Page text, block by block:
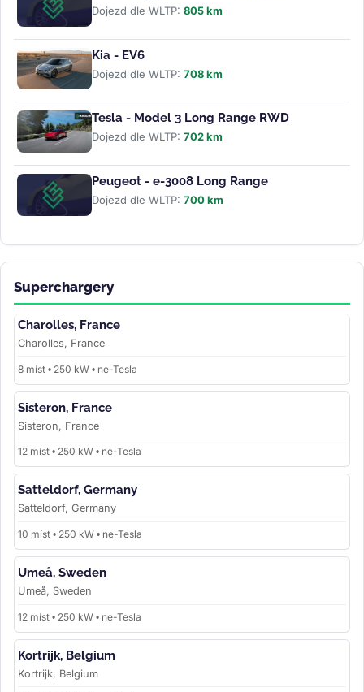
Dojezd dle WLTP: 805 km
Kia - EV6
Dojezd dle WLTP: 708 km
Tesla - Model 3 Long Range RWD
Dojezd dle WLTP: 702 km
Peugeot - e-3008 Long Range
Dojezd dle WLTP: 700 km
Superchargery
Charolles, France
Charolles, France
8 míst • 250 kW • ne-Tesla
Sisteron, France
Sisteron, France
12 míst • 250 kW • ne-Tesla
Satteldorf, Germany
Satteldorf, Germany
10 míst • 250 kW • ne-Tesla
Umeå, Sweden
Umeå, Sweden
12 míst • 250 kW • ne-Tesla
Kortrijk, Belgium
Kortrijk, Belgium